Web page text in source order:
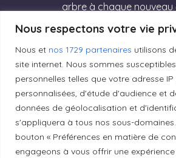
Nous respectons votre vie
Nous et nos 1729 partenaires utilisons
site internet. Nous sommes
personnelles telles que votre adresse
personnalisées, d'étude d'audience et
données de géolocalisation et
s'appliquera à tous nos sous-
bouton « Préférences en matière de
engageons à vous offrir une
arbre à chaque nouveau
Rejoignez GreenGeeks
offrez à votre site un
Green Web Hosting »
respecte la planète !